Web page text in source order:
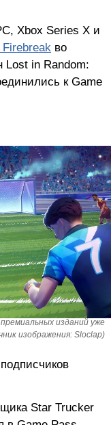
Xbox Series X и
Firebreak во
Lost in Random:
к Game
изданий уже
изображения: Sloclap)
Star Trucker